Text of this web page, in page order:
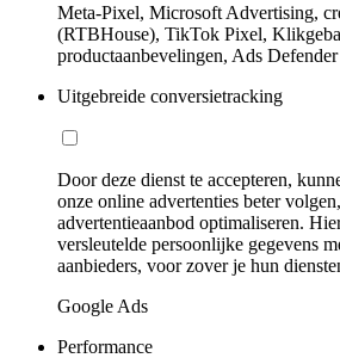
Meta-Pixel, Microsoft Advertising,
(RTBHouse), TikTok Pixel,
productaanbevelingen, Ads Defender
Uitgebreide conversietracking
Door deze dienst te accepteren,
onze online advertenties beter
advertentieaanbod optimaliseren.
versleutelde persoonlijke gegevens
aanbieders, voor zover je hun
Google Ads
Performance